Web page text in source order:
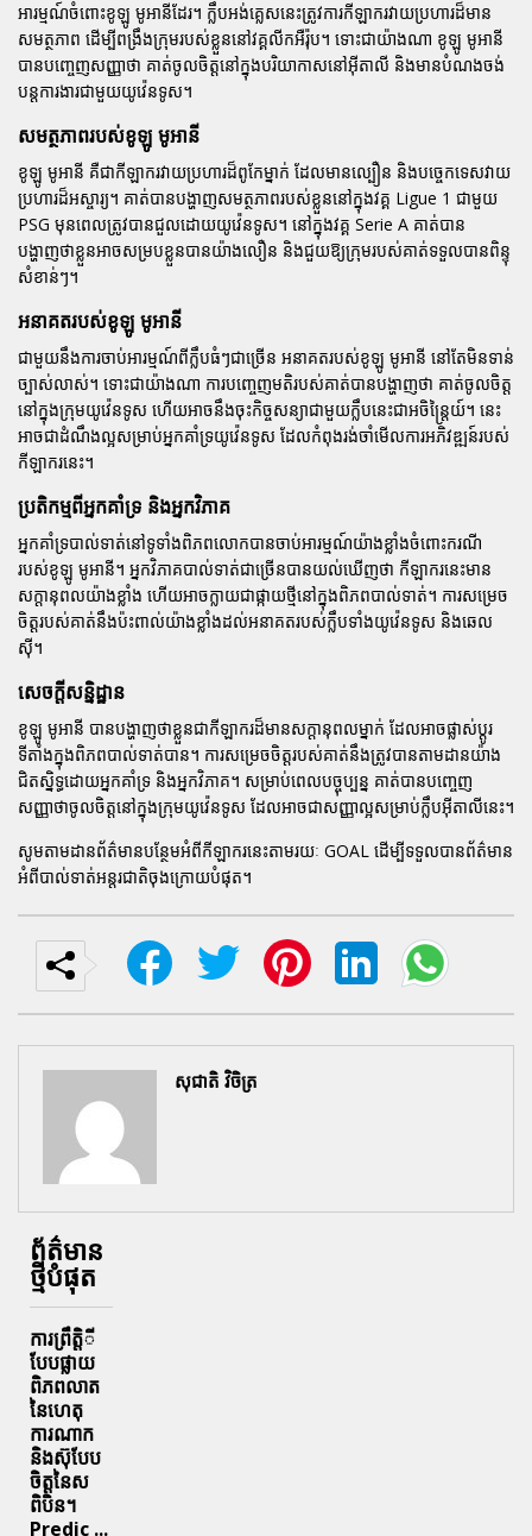
អារម្មណ៍ចំពោះខូឡូ មូអានីដែរ។ ក្លឹបអង់គ្លេសនេះត្រូវការកីឡាករវាយប្រហារដ៏មាន
សមត្ថភាព ដើម្បីពង្រឹងក្រុមរបស់ខ្លួននៅវគ្គលីកអឺរ៉ុប។ ទោះជាយ៉ាងណា ខូឡូ មូអានី
បានបញ្ចេញសញ្ញាថា គាត់ចូលចិត្តនៅក្នុងបរិយាកាសនៅអ៊ីតាលី និងមានបំណងចង់
បន្តការងារជាមួយយូវ៉េនទូស។
សមត្ថភាពរបស់ខូឡូ មូអានី
ខូឡូ មូអានី គឺជាកីឡាករវាយប្រហារដ៏ពូកែម្នាក់ ដែលមានល្បឿន និងបច្ចេកទេសវាយ
ប្រហារដ៏អស្ចារ្យ។ គាត់បានបង្ហាញសមត្ថភាពរបស់ខ្លួននៅក្នុងវគ្គ Ligue 1 ជាមួយ
PSG មុនពេលត្រូវបានជួលដោយយូវ៉េនទូស។ នៅក្នុងវគ្គ Serie A គាត់បាន
បង្ហាញថាខ្លួនអាចសម្របខ្លួនបានយ៉ាងលឿន និងជួយឱ្យក្រុមរបស់គាត់ទទួលបានពិន្ទុ
សំខាន់ៗ។
អនាគតរបស់ខូឡូ មូអានី
ជាមួយនឹងការចាប់អារម្មណ៍ពីក្លឹបធំៗជាច្រើន អនាគតរបស់ខូឡូ មូអានី នៅតែមិនទាន់
ច្បាស់លាស់។ ទោះជាយ៉ាងណា ការបញ្ចេញមតិរបស់គាត់បានបង្ហាញថា គាត់ចូលចិត្ត
នៅក្នុងក្រុមយូវ៉េនទូស ហើយអាចនឹងចុះកិច្ចសន្យាជាមួយក្លឹបនេះជាអចិន្ត្រៃយ៍។ នេះ
អាចជាដំណឹងល្អសម្រាប់អ្នកគាំទ្រយូវ៉េនទូស ដែលកំពុងរង់ចាំមើលការអភិវឌ្ឍន៍របស់
កីឡាករនេះ។
ប្រតិកម្មពីអ្នកគាំទ្រ និងអ្នកវិភាគ
អ្នកគាំទ្របាល់ទាត់នៅទូទាំងពិភពលោកបានចាប់អារម្មណ៍យ៉ាងខ្លាំងចំពោះករណី
របស់ខូឡូ មូអានី។ អ្នកវិភាគបាល់ទាត់ជាច្រើនបានយល់ឃើញថា កីឡាករនេះមាន
សក្តានុពលយ៉ាងខ្លាំង ហើយអាចក្លាយជាផ្កាយថ្មីនៅក្នុងពិភពបាល់ទាត់។ ការសម្រេច
ចិត្តរបស់គាត់នឹងប៉ះពាល់យ៉ាងខ្លាំងដល់អនាគតរបស់ក្លឹបទាំងយូវ៉េនទូស និងឆេល
ស៊ី។
សេចក្តីសន្និដ្ឋាន
ខូឡូ មូអានី បានបង្ហាញថាខ្លួនជាកីឡាករដ៏មានសក្តានុពលម្នាក់ ដែលអាចផ្លាស់ប្តូរ
ទីតាំងក្នុងពិភពបាល់ទាត់បាន។ ការសម្រេចចិត្តរបស់គាត់នឹងត្រូវបានតាមដានយ៉ាង
ជិតស្និទ្ធដោយអ្នកគាំទ្រ និងអ្នកវិភាគ។ សម្រាប់ពេលបច្ចុប្បន្ន គាត់បានបញ្ចេញ
សញ្ញាថាចូលចិត្តនៅក្នុងក្រុមយូវ៉េនទូស ដែលអាចជាសញ្ញាល្អសម្រាប់ក្លឹបអ៊ីតាលីនេះ។
សូមតាមដានព័ត៌មានបន្ថែមអំពីកីឡាករនេះតាមរយៈ GOAL ដើម្បីទទួលបានព័ត៌មាន
អំពីបាល់ទាត់អន្តរជាតិចុងក្រោយបំផុត។
សុជាតិ វិចិត្រ
ព័ត៌មាន
ថ្មីបំផុត
ការព្រឹតិ្តី
បែបផ្លាយ
ពិភពលាត
នៃហេតុ
ការណាក
និងស៊ុបែប
ចិត្តនៃស
ពិបិន។
Predic ...